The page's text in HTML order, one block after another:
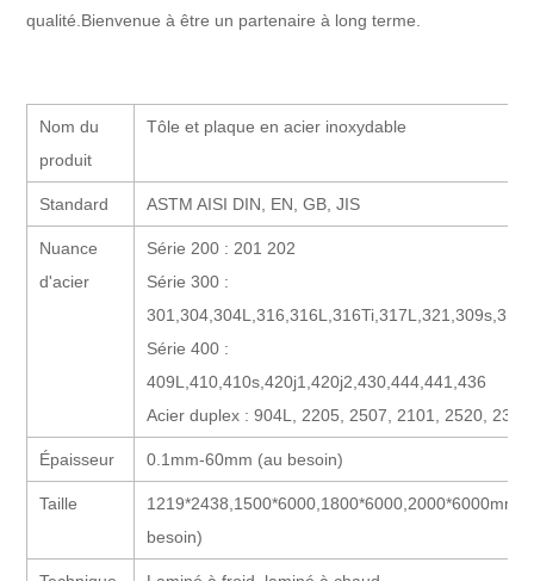
qualité. Bienvenue à être un partenaire à long terme.
Nom du
produit
Tôle et plaque en acier inoxydable
Standard ASTM AISI DIN, EN, GB, JIS
Nuance
d'acier
Série 200 : 201 202
Série 300 :
301,304,304L,316,316L,316Ti,317L,321,309s,310s
Série 400 :
409L,410,410s,420j1,420j2,430,444,441,436
Acier duplex : 904L, 2205, 2507, 2101, 2520, 2304
Épaisseur 0.1mm-60mm (au besoin)
Taille
besoin)